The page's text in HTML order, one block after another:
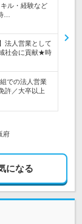
ル・経験など
…
法人営業として
社会に貢献★時
での法人営業
許／大卒以上
府
になる